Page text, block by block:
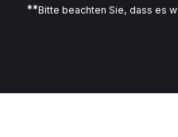
**Bitte beachten Sie, dass es